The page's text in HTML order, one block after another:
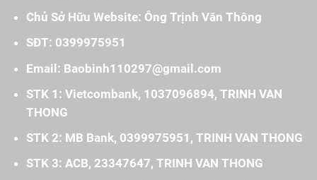
Chủ Sở Hữu Website: Ông Trịnh Văn Thông
SĐT: 0399975951
Email: Baobinh110297@gmail.com
STK 1: Vietcombank, 1037096894, TRINH VAN
THONG
STK 2: MB Bank, 0399975951, TRINH VAN THONG
STK 3: ACB, 23347647, TRINH VAN THONG